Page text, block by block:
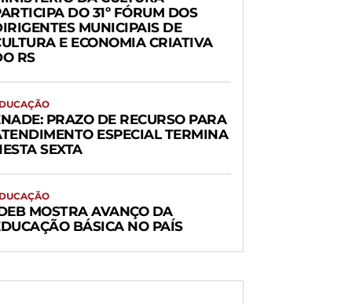
DO 31º FÓRUM DOS
MUNICIPAIS DE
E ECONOMIA CRIATIVA
RS
PRAZO DE RECURSO PARA
ESPECIAL TERMINA
SEXTA
MOSTRA AVANÇO DA
BÁSICA NO PAÍS